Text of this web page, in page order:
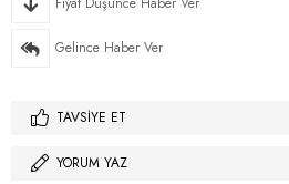
Gelince Haber Ver
TAVSIYE ET
YORUM YAZ